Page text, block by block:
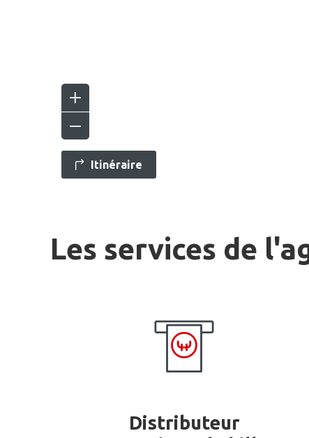
Itinéraire
Les services de
Distributeur